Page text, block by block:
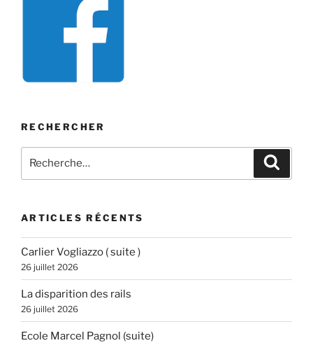
RECHERCHER
pour
ARTICLES RÉCENTS
Carlier Vogliazzo ( suite )
26 juillet 2026
La disparition des rails
26 juillet 2026
Ecole Marcel Pagnol (suite)